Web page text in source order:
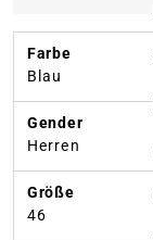
Farbe
Blau
Gender
Herren
Größe
46